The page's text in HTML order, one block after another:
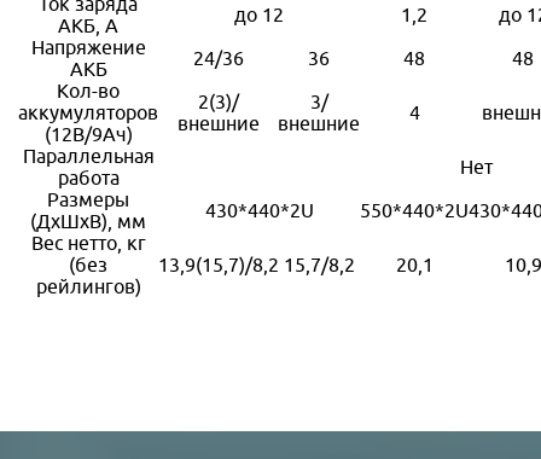
АКБ, А
до 12 1,2
до
Напряжение
АКБ
24/36 36 48
48
Кол-во
аккумуляторов
(12В/9Ач)
2(3)/
внешние
3/
внешние
4
Параллельная
работа
Нет
Размеры
(ДхШхВ), мм
430*440*2U 550*440*2U
Вес нетто, кг
(без
рейлингов)
13,9(15,7)/8,2 15,7/8,2 20,1 10,9